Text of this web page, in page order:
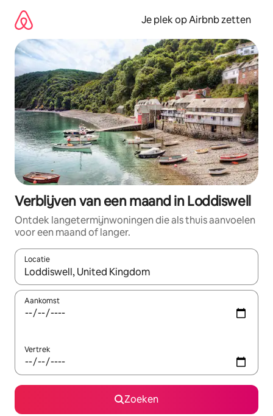
direct
naar
inhoud
Je plek op Airbnb zetten
Verblijven van een maand in Loddiswell
Ontdek langetermijnwoningen die als thuis aanvoelen
voor een maand of langer.
Locatie
Wanneer er resultaten beschikbaar zijn, maak je een keuze
Aankomst
Vertrek
Zoeken